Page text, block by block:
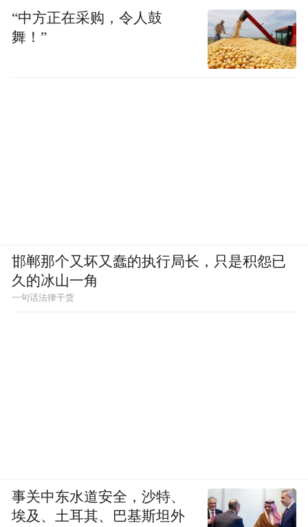
“中方正在采购，令人鼓
舞！”
邯郸那个又坏又蠢的执行局长，只是积怨已
久的冰山一角
一句话法律干货
事关中东水道安全，沙特、
埃及、土耳其、巴基斯坦外